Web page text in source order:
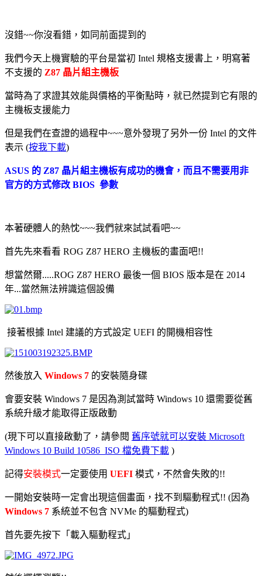
沒錯~~你沒看錯，如同前面提到的
我們今天上機實驗的平台是當初 Intel 規格支援書上，明寫著
不支援的 Z87 晶片組主機板
當時為了求證其效能與價格的平衡點時，就已然提到它有限的
主機板支援能力
但是我們在查證的過程中~~~意外發現了另外一份 Intel 的文件
表示 (按我下載)
ASUS 的 Z87 晶片組主機板有成功的機會，而且不需要用非
官方的方式修改 BIOS 參數
本著硬體人的熱忱~~~我們就來試試看吧~~
首先先來看看 ROG Z87 HERO 主機板的畫面吧!!
想當然爾.....ROG Z87 HERO 最後一個 BIOS 版本是在 2014
年...當然無法辨識這個設備
接著根據 Intel 建議的方式設定 UEFI 的開機相容性
然後放入 Windows 7 的安裝隨身碟
會要安裝 Windows 7 是因為測試當時 Windows 10 還需要從舊
系統升級才能取得正版啟動
(現下可以直接啟動了，請參閱 舊序號就可以安裝 Microsoft
Windows 10 Build 10586 ISO 檔免費下載 )
記得安裝模式一定要使用 UEFI 模式，不然會失敗的!!
一開始安裝時一定會出現這個畫面，找不到驅動程式!! (因為
Windows 7 系統並不包含 NVMe 的驅動程式)
首先要先按下「載入驅動程式」